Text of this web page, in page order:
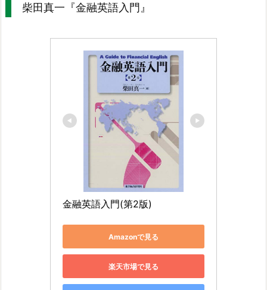
柴田真一『金融英語入門』
金融英語入門(第2版)
Amazonで見る
楽天市場で見る